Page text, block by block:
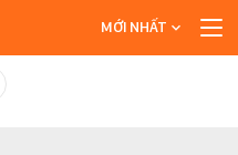
MỚI NHẤT